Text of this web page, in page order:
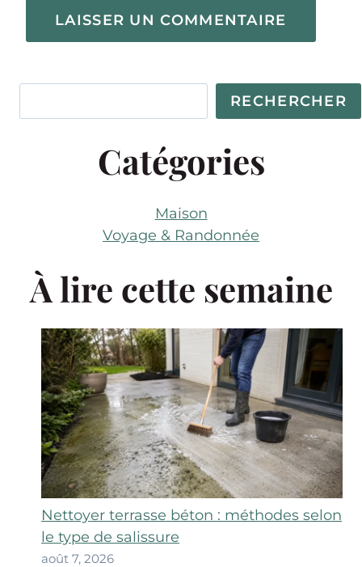
RECHERCHER
Catégories
Maison
Voyage & Randonnée
À lire cette semaine
Nettoyer terrasse béton : méthodes selon
le type de salissure
août 7, 2026